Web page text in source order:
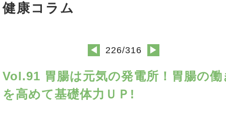
健康コラム
◀ 226/316 ▶
Vol.91 胃腸は元気の発電所！胃腸の働
を高めて基礎体力ＵＰ!